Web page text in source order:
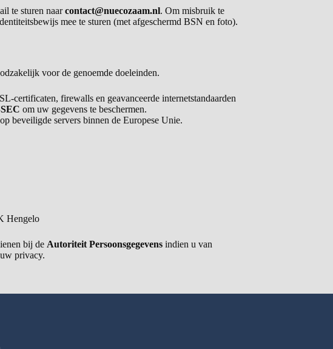
te sturen naarcontact@nuecozaam.nl. Om misbruik te
mee te sturen (met afgeschermd BSN en foto).
voor de genoemde doeleinden.
certificaten, firewalls en geavanceerde internetstandaarden
om uw gegevens te beschermen.
beveiligde servers binnen de Europese Unie.
Hengelo
bij de Autoriteit Persoonsgegevens indien u van
privacy.